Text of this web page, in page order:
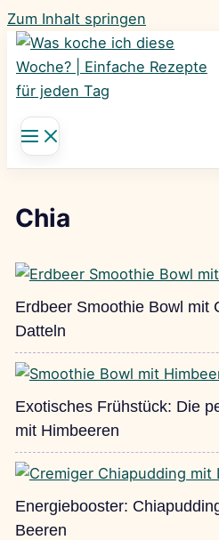
Zum Inhalt springen
Chia
Erdbeer Smoothie Bowl mit
Datteln
Exotisches Frühstück: Die
mit Himbeeren
Energiebooster:
Beeren